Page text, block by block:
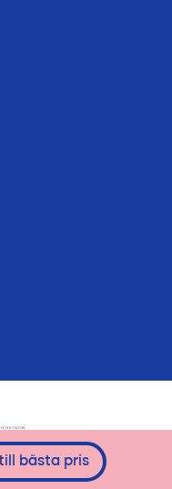
bästa pris